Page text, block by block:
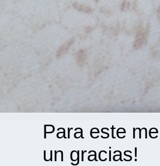
Para este
un gracias!